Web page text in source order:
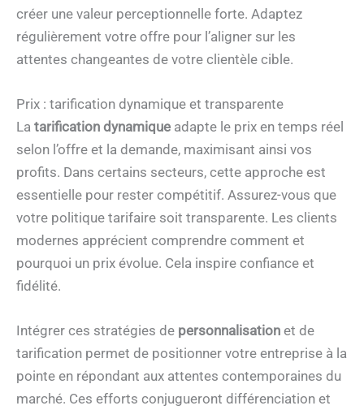
créer une valeur perceptionnelle forte. Adaptez
régulièrement votre offre pour l’aligner sur les
attentes changeantes de votre clientèle cible.
Prix : tarification dynamique et transparente
La tarification dynamique adapte le prix en temps réel
selon l’offre et la demande, maximisant ainsi vos
profits. Dans certains secteurs, cette approche est
essentielle pour rester compétitif. Assurez-vous que
votre politique tarifaire soit transparente. Les clients
modernes apprécient comprendre comment et
pourquoi un prix évolue. Cela inspire confiance et
fidélité.
Intégrer ces stratégies de personnalisation et de
tarification permet de positionner votre entreprise à la
pointe en répondant aux attentes contemporaines du
marché. Ces efforts conjugueront différenciation et